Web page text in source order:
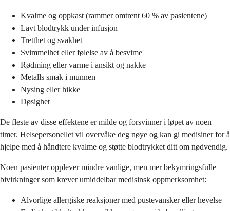
Kvalme og oppkast (rammer omtrent 60 % av pasientene)
Lavt blodtrykk under infusjon
Tretthet og svakhet
Svimmelhet eller følelse av å besvime
Rødming eller varme i ansikt og nakke
Metalls smak i munnen
Nysing eller hikke
Døsighet
De fleste av disse effektene er milde og forsvinner i løpet av noen
timer. Helsepersonellet vil overvåke deg nøye og kan gi medisiner for å
hjelpe med å håndtere kvalme og støtte blodtrykket ditt om nødvendig.
Noen pasienter opplever mindre vanlige, men mer bekymringsfulle
bivirkninger som krever umiddelbar medisinsk oppmerksomhet:
Alvorlige allergiske reaksjoner med pustevansker eller hevelse